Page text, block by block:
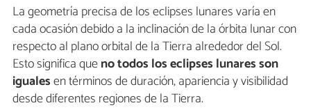
La geometría precisa de los eclipses lunares varía en
cada ocasión debido a la inclinación de la órbita lunar con
respecto al plano orbital de la Tierra alrededor del Sol.
Esto significa queno todos los eclipses lunares son
igualesen términos de duración, apariencia y visibilidad
desde diferentes regiones de la Tierra.